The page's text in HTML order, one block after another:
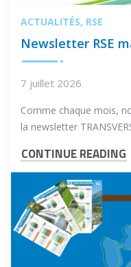
ACTUALITÉS RSE
Newsletter RSE
7 juillet 2026
Comme chaque mois,
la newsletter
CONTINUE READING